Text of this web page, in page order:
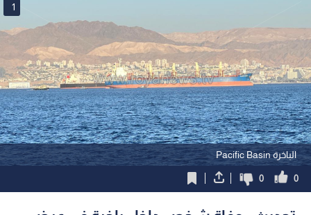
الباخرة Pacific Basin
1
0
0